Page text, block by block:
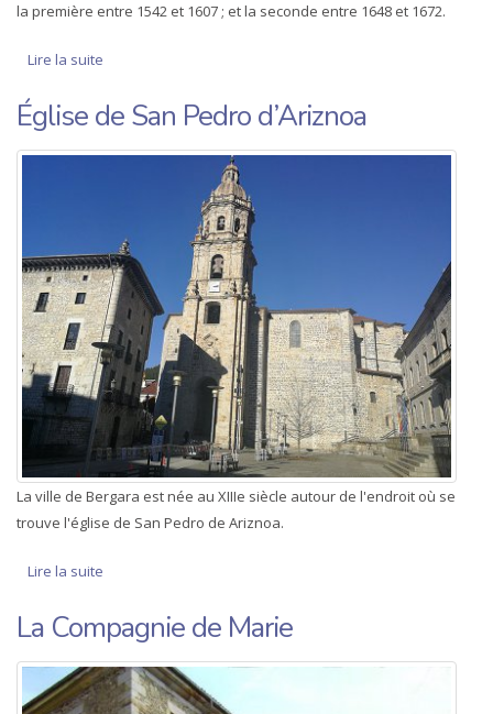
la première entre 1542 et 1607 ; et la seconde entre 1648 et 1672.
Lire la suite
Église de San Pedro d’Ariznoa
La ville de Bergara est née au XIIIe siècle autour de l'endroit où se
trouve l'église de San Pedro de Ariznoa.
Lire la suite
La Compagnie de Marie